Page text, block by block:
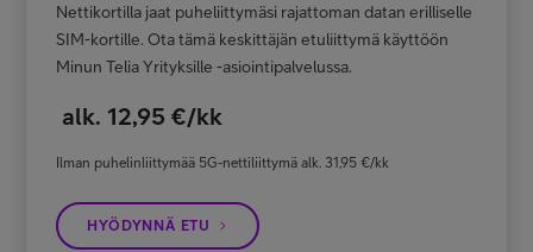
Nettikortilla jaat puheliittymäsi rajattoman datan erilliselle
SIM-kortille. Ota tämä keskittäjän etuliittymä käyttöön
Minun Telia Yrityksille -asiointipalvelussa.
alk. 12,95 €/kk
Ilman puhelinliittymää 5G-nettiliittymä alk. 31,95 €/kk
HYÖDYNNÄ ETU